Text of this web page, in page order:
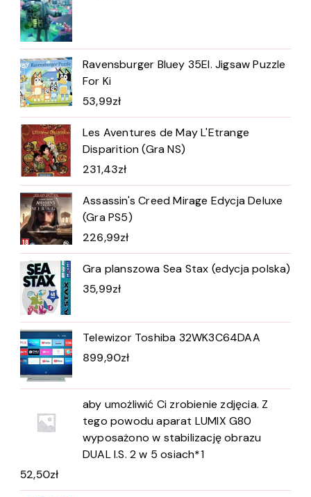
Ravensburger Bluey 35El. Jigsaw Puzzle
For Ki
53,99zł
Les Aventures de May L'Etrange
Disparition (Gra NS)
231,43zł
Assassin's Creed Mirage Edycja Deluxe
(Gra PS5)
226,99zł
Gra planszowa Sea Stax (edycja polska)
35,99zł
Telewizor Toshiba 32WK3C64DAA
899,90zł
aby umożliwić Ci zrobienie zdjęcia. Z
tego powodu aparat LUMIX G80
wyposażono w stabilizację obrazu
DUAL I.S. 2 w 5 osiach*1
52,50zł